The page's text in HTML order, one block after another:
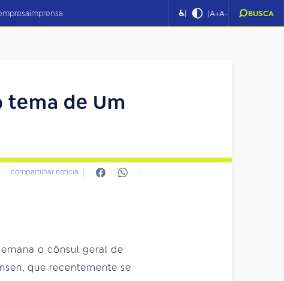
imprensa ♿| |A+A- BUSCA
tema de Um
compartilhar notícia
o cônsul geral de
que recentemente se